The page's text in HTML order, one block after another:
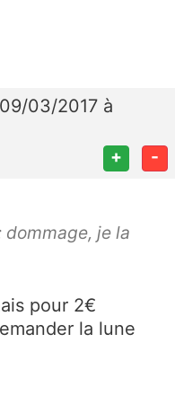
03/2017 à
+ -
dommage, je la
pour 2€
la lune